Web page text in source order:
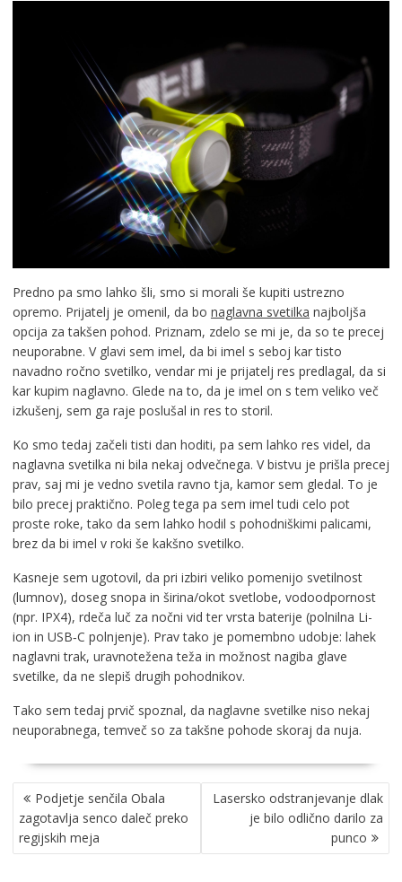
Predno pa smo lahko šli, smo si morali še kupiti ustrezno
opremo. Prijatelj je omenil, da bo naglavna svetilka najboljša
opcija za takšen pohod. Priznam, zdelo se mi je, da so te precej
neuporabne. V glavi sem imel, da bi imel s seboj kar tisto
navadno ročno svetilko, vendar mi je prijatelj res predlagal, da si
kar kupim naglavno. Glede na to, da je imel on s tem veliko več
izkušenj, sem ga raje poslušal in res to storil.
Ko smo tedaj začeli tisti dan hoditi, pa sem lahko res videl, da
naglavna svetilka ni bila nekaj odvečnega. V bistvu je prišla precej
prav, saj mi je vedno svetila ravno tja, kamor sem gledal. To je
bilo precej praktično. Poleg tega pa sem imel tudi celo pot
proste roke, tako da sem lahko hodil s pohodniškimi palicami,
brez da bi imel v roki še kakšno svetilko.
Kasneje sem ugotovil, da pri izbiri veliko pomenijo svetilnost
(lumnov), doseg snopa in širina/okot svetlobe, vodoodpornost
(npr. IPX4), rdeča luč za nočni vid ter vrsta baterije (polnilna Li-
ion in USB‑C polnjenje). Prav tako je pomembno udobje: lahek
naglavni trak, uravnotežena teža in možnost nagiba glave
svetilke, da ne slepiš drugih pohodnikov.
Tako sem tedaj prvič spoznal, da naglavne svetilke niso nekaj
neuporabnega, temveč so za takšne pohode skoraj da nuja.
NAVIGACIJA
PRISPEVKA
Podjetje senčila Obala
zagotavlja senco daleč preko
regijskih meja
Lasersko odstranjevanje dlak
je bilo odlično darilo za
punco